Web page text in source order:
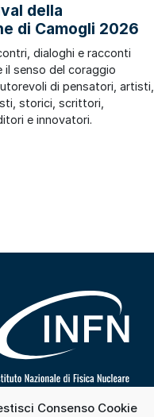
Consenso Cookie
della
di Camogli 2026
dialoghi e racconti
il senso del coraggio
di pensatori, artisti,
storici, scrittori,
e innovatori.